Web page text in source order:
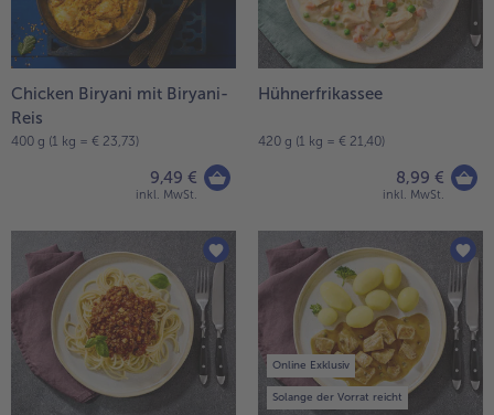
Chicken Biryani mit Biryani-
Reis
400 g (1 kg = € 23,73)
9,49 €
inkl. MwSt.
Hühnerfrikassee
420 g (1 kg = € 21,40)
8,99 €
inkl. MwSt.
Online Exklusiv
Solange der Vorrat reicht